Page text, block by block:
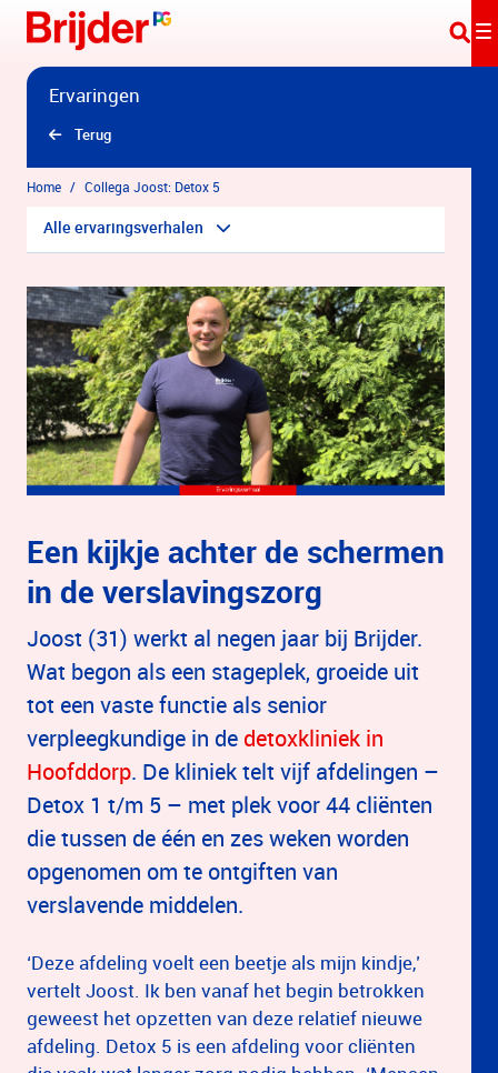
Overslaan en naar hoofdinhoud gaan
Ervaringen
Terug
Home Collega Joost: Detox 5
Alle ervaringsverhalen
Een kijkje achter de schermen
in de verslavingszorg
Joost (31) werkt al negen jaar bij Brijder.
Wat begon als een stageplek, groeide uit
tot een vaste functie als senior
verpleegkundige in de detoxkliniek in
Hoofddorp. De kliniek telt vijf afdelingen –
Detox 1 t/m 5 – met plek voor 44 cliënten
die tussen de één en zes weken worden
opgenomen om te ontgiften van
verslavende middelen.
‘Deze afdeling voelt een beetje als mijn kindje,’
vertelt Joost. Ik ben vanaf het begin betrokken
geweest het opzetten van deze relatief nieuwe
afdeling. Detox 5 is een afdeling voor cliënten